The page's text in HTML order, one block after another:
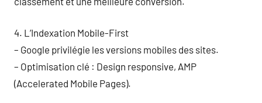
4. L’Indexation Mobile-First
– Google privilégie les versions mobiles des sites.
– Optimisation clé : Design responsive, AMP
(Accelerated Mobile Pages).